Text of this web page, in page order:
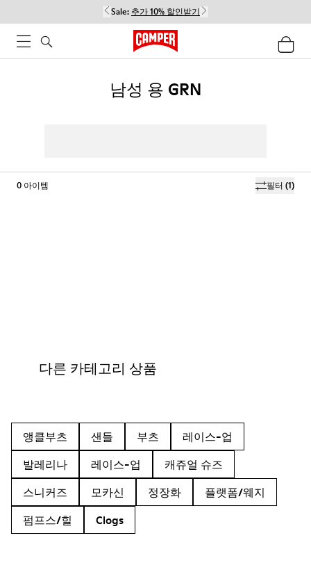
Sale: 추가 10% 할인받기
남성 용 GRN
필터 (1)
0 아이템
다른 카테고리 상품
앵클부츠 샌들 부츠
레이스-업
발레리나
레이스-업
캐쥬얼 슈즈
스니커즈
모카신 정장화
플랫폼/웨지
펌프스/힐
Clogs